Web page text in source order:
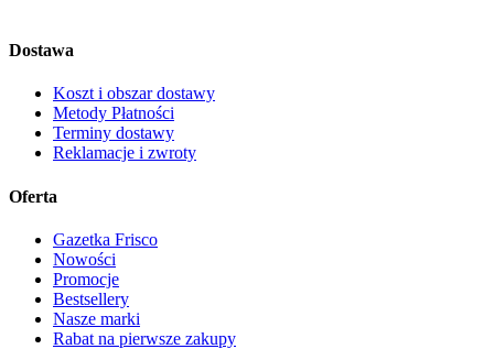
Dostawa
Koszt i obszar dostawy
Metody Płatności
Terminy dostawy
Reklamacje i zwroty
Oferta
Gazetka Frisco
Nowości
Promocje
Bestsellery
Nasze marki
Rabat na pierwsze zakupy